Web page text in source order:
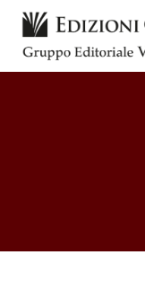
Salta
contenuto